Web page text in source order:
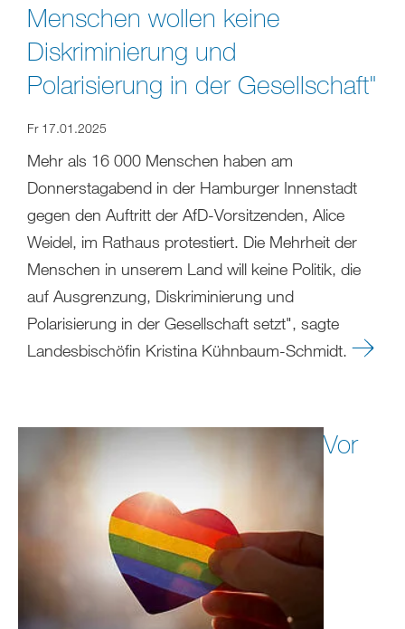
Menschen wollen keine
Diskriminierung und
Polarisierung in der Gesellschaft"
Fr 17.01.2025
Mehr als 16 000 Menschen haben am
Donnerstagabend in der Hamburger Innenstadt
gegen den Auftritt der AfD-Vorsitzenden, Alice
Weidel, im Rathaus protestiert. Die Mehrheit der
Menschen in unserem Land will keine Politik, die
auf Ausgrenzung, Diskriminierung und
Polarisierung in der Gesellschaft setzt", sagte
Landesbischöfin Kristina Kühnbaum-Schmidt.
Vor